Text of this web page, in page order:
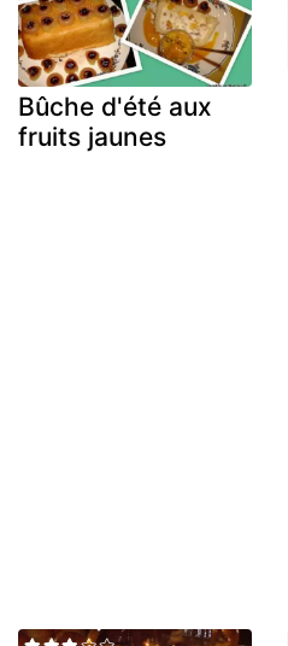
Bûche d'été aux
fruits jaunes